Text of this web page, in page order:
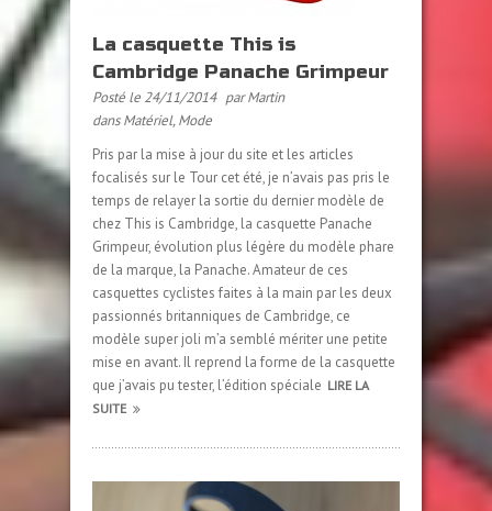
La casquette This is
Cambridge Panache Grimpeur
Posté le 24/11/2014 par Martin
dansMatériel,Mode
Pris par la mise à jour du site et les articles
focalisés sur le Tour cet été, je n’avais pas pris le
temps de relayer la sortie du dernier modèle de
chez This is Cambridge, la casquette Panache
Grimpeur, évolution plus légère du modèle phare
de la marque, la Panache. Amateur de ces
casquettes cyclistes faites à la main par les deux
passionnés britanniques de Cambridge, ce
modèle super joli m’a semblé mériter une petite
mise en avant. Il reprend la forme de la casquette
que j’avais pu tester, l’édition spéciale LIRE LA
SUITE